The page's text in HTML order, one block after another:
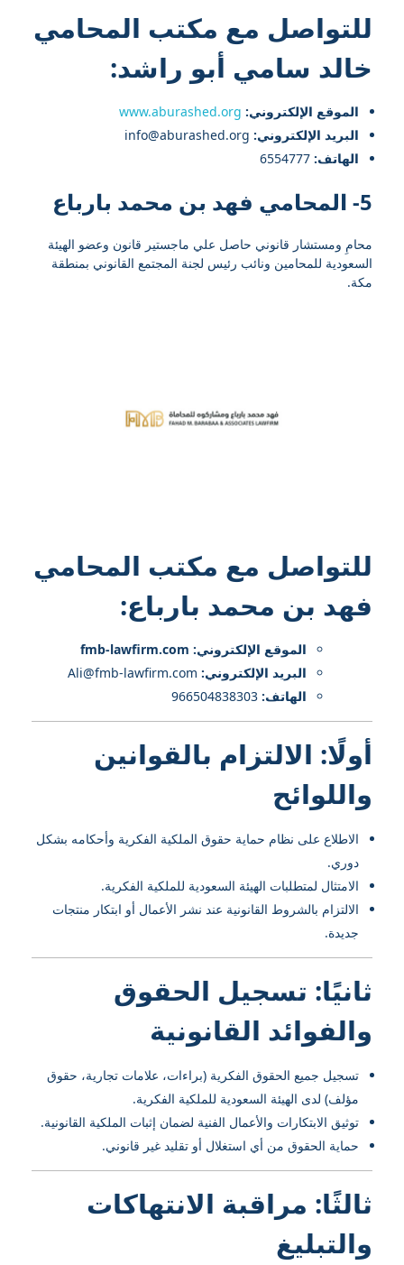
للتواصل مع مكتب المحامي
خالد سامي أبو راشد:
الموقع الإلكتروني: www.aburashed.org
البريد الإلكتروني:
الهاتف: 6554777
5- المحامي فهد بن محمد بارباع
محامِ ومستشار قانوني حاصل علي ماجستير قانون وعضو الهيئة
السعودية للمحامين ونائب رئيس لجنة المجتمع القانوني بمنطقة
مكة.
للتواصل مع مكتب المحامي
فهد بن محمد بارباع:
الموقع الإلكتروني: fmb-lawfirm.com
البريد الإلكتروني: Ali@fmb-lawfirm.com
الهاتف:966504838303
أولًا: الالتزام بالقوانين
واللوائح
الاطلاع على نظام حماية حقوق الملكية الفكرية وأحكامه بشكل
دوري.
الامتثال لمتطلبات الهيئة السعودية للملكية الفكرية.
الالتزام بالشروط القانونية عند نشر الأعمال أو ابتكار منتجات
جديدة.
ثانيًا: تسجيل الحقوق
والفوائد القانونية
تسجيل جميع الحقوق الفكرية (براءات، علامات تجارية، حقوق
مؤلف) لدى الهيئة السعودية للملكية الفكرية.
توثيق الابتكارات والأعمال الفنية لضمان إثبات الملكية القانونية.
حماية الحقوق من أي استغلال أو تقليد غير قانوني.
ثالثًا: مراقبة الانتهاكات
والتبليغ